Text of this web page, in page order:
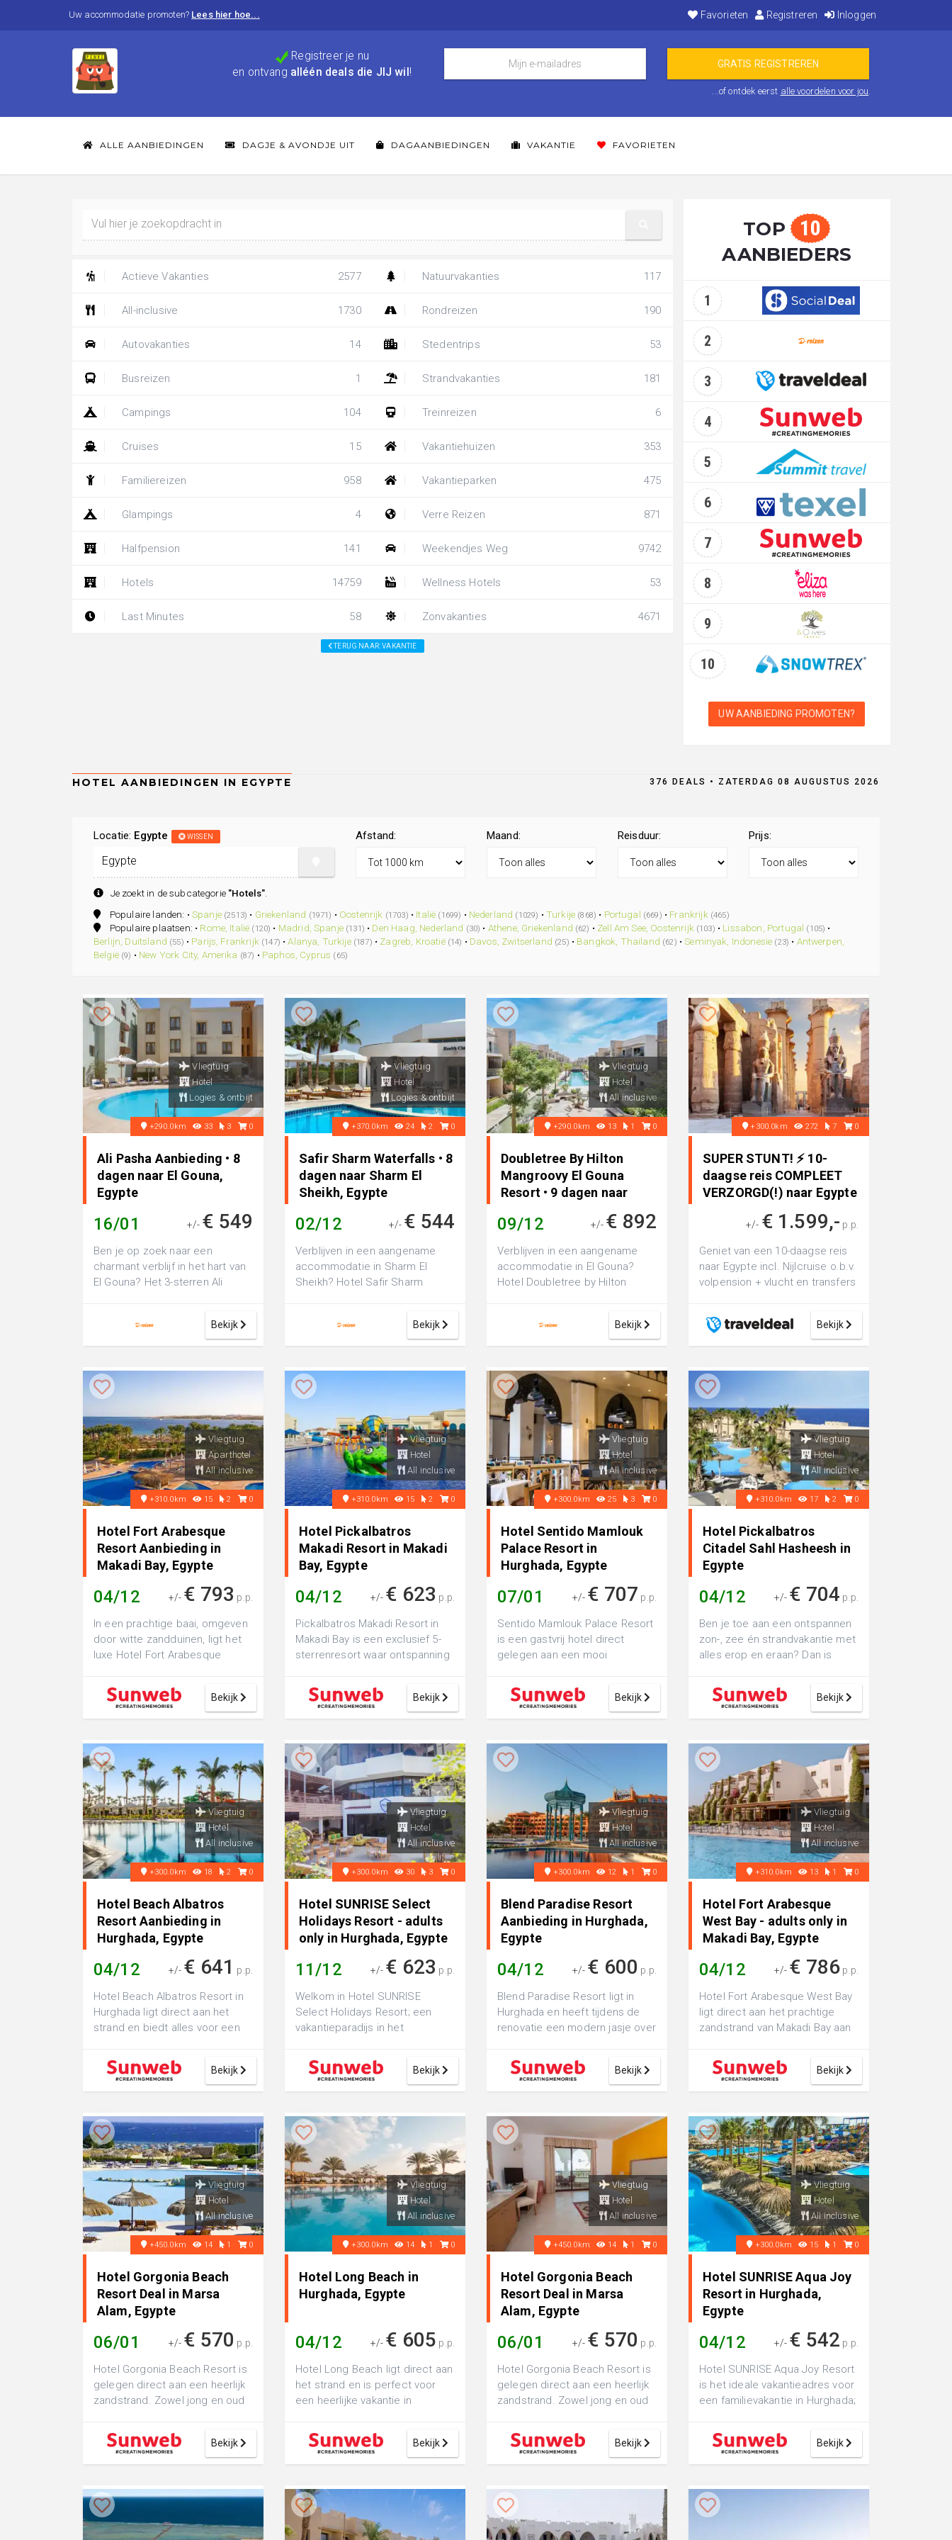
Uw accommodatie promoten? Lees hier hoe... Favorieten Registreren Inloggen
Registreer je nu
en ontvang alléén deals die JIJ wil !
...of ontdek eerst alle voordelen voor jou.
ALLE AANBIEDINGEN DAGJE & AVONDJE UIT DAGAANBIEDINGEN VAKANTIE FAVORIETEN
Actieve Vakanties 2577
All-inclusive 1730
Autovakanties 14
Busreizen 1
Campings 104
Cruises 15
Familiereizen 958
Glampings 4
Halfpension 141
Hotels 14759
Last Minutes 58
Natuurvakanties 117
Rondreizen 190
Stedentrips 53
Strandvakanties 181
Treinreizen 6
Vakantiehuizen 353
Vakantieparken 475
Verre Reizen 871
Weekendjes Weg 9742
Wellness Hotels 53
Zonvakanties 4671
TERUG NAAR: VAKANTIE
TOP 10
AANBIEDERS
1
2
3
4
5
6
7
8
9
10
UW AANBIEDING PROMOTEN?
376 DEALS • ZATERDAG 08 AUGUSTUS 2026
Locatie: Egypte WISSEN
Je zoekt in de subcategorie "Hotels".
Afstand: Maand: Reisduur: Prijs:
Populaire landen: •Spanje (2513) • Griekenland (1971) • Oostenrijk (1703) • Italië (1699) • Nederland (1029) • Turkije (868) • Portugal (669) • Frankrijk (465)
Populaire plaatsen: • Rome, Italië (120) • Madrid, Spanje (131) • Den Haag, Nederland (30) • Athene, Griekenland (62) • Zell Am See, Oostenrijk (103) • Lissabon, Portugal (105) •
Berlijn, Duitsland (55) • Parijs, Frankrijk (147) •Alanya, Turkije (187) • Zagreb, Kroatië (14) • Davos, Zwitserland (25) • Bangkok, Thailand (62) •Seminyak, Indonesie (23) • Antwerpen,
België (9) • New York City, Amerika (87) • Paphos, Cyprus (65)
Vliegtuig
Hotel
Logies & ontbijt
+290.0km 33 3 0
Ali Pasha Aanbieding • 8
dagen naar El Gouna,
Egypte
16/01 +/- € 549
Ben je op zoek naar een
charmant verblijf in het hart van
El Gouna? Het 3-sterren Ali
Bekijk
Vliegtuig
Hotel
Logies & ontbijt
+370.0km 24 2 0
Safir Sharm Waterfalls • 8
dagen naar Sharm El
Sheikh, Egypte
02/12 +/- € 544
Verblijven in een aangename
accommodatie in Sharm El
Sheikh? Hotel Safir Sharm
Bekijk
Vliegtuig
Hotel
All inclusive
+290.0km 13 1 0
Doubletree By Hilton
Mangroovy El Gouna
Resort • 9 dagen naar
09/12 +/- € 892
Verblijven in een aangename
accommodatie in El Gouna?
Hotel Doubletree by Hilton
Bekijk
+300.0km 272 7 0
SUPER STUNT! ⚡ 10-
daagse reis COMPLEET
VERZORGD(!) naar Egypte
+/- € 1.599,- p.p.
Geniet van een 10-daagse reis
naar Egypte incl. Nijlcruise o.b.v.
volpension + vlucht en transfers
Bekijk
Vliegtuig
Aparthotel
All inclusive
+310.0km 15 2 0
Hotel Fort Arabesque
Resort Aanbieding in
Makadi Bay, Egypte
04/12 +/- € 793 p.p.
In een prachtige baai, omgeven
door witte zandduinen, ligt het
luxe Hotel Fort Arabesque
uitg...
Bekijk
Vliegtuig
Hotel
All inclusive
+310.0km 15 2 0
Hotel Pickalbatros
Makadi Resort in Makadi
Bay, Egypte
04/12 +/- € 623 p.p.
Pickalbatros Makadi Resort in
Makadi Bay is een exclusief 5-
sterrenresort waar ontspanning
aan e...
Bekijk
Vliegtuig
Hotel
All inclusive
+300.0km 25 3 0
Hotel Sentido Mamlouk
Palace Resort in
Hurghada, Egypte
07/01 +/- € 707 p.p.
Sentido Mamlouk Palace Resort
is een gastvrij hotel direct
gelegen aan een mooi
opgezet, omg...
Bekijk
Vliegtuig
Hotel
All inclusive
+310.0km 17 2 0
Hotel Pickalbatros
Citadel Sahl Hasheesh in
Egypte
04/12 +/- € 704 p.p.
Ben je toe aan een ontspannen
zon-, zee én strandvakantie met
alles erop en eraan? Dan is
Bekijk
Vliegtuig
Hotel
All inclusive
+300.0km 18 2 0
Hotel Beach Albatros
Resort Aanbieding in
Hurghada, Egypte
04/12 +/- € 641 p.p.
Hotel Beach Albatros Resort in
Hurghada ligt direct aan het
strand en biedt alles voor een
E...
Bekijk
Vliegtuig
Hotel
All inclusive
+300.0km 30 3 0
Hotel SUNRISE Select
Holidays Resort - adults
only in Hurghada, Egypte
11/12 +/- € 623 p.p.
Welkom in Hotel SUNRISE
Select Holidays Resort; een
vakantieparadijs in het
charme van dit hotel er...
Bekijk
Vliegtuig
Hotel
All inclusive
+300.0km 12 1 0
Blend Paradise Resort
Aanbieding in Hurghada,
Egypte
04/12 +/- € 600 p.p.
Blend Paradise Resort ligt in
Hurghada en heeft tijdens de
renovatie een modern jasje over
hee...
Bekijk
Vliegtuig
Hotel
All inclusive
+310.0km 13 1 0
Hotel Fort Arabesque
West Bay - adults only in
Makadi Bay, Egypte
04/12 +/- € 786 p.p.
Hotel Fort Arabesque West Bay
ligt direct aan het prachtige
zandstrand van Makadi Bay aan
vo...
Bekijk
Vliegtuig
Hotel
All inclusive
+450.0km 14 1 0
Hotel Gorgonia Beach
Resort Deal in Marsa
Alam, Egypte
06/01 +/- € 570 p.p.
Hotel Gorgonia Beach Resort is
gelegen direct aan een heerlijk
zandstrand. Zowel jong en oud
Bekijk
Vliegtuig
Hotel
All inclusive
+300.0km 14 1 0
Hotel Long Beach in
Hurghada, Egypte
04/12 +/- € 605 p.p.
Hotel Long Beach ligt direct aan
het strand en is perfect voor
een heerlijke vakantie in
ligbe...
Bekijk
Vliegtuig
Hotel
All inclusive
+450.0km 14 1 0
Hotel Gorgonia Beach
Resort Deal in Marsa
Alam, Egypte
06/01 +/- € 570 p.p.
Hotel Gorgonia Beach Resort is
gelegen direct aan een heerlijk
zandstrand. Zowel jong en oud
Bekijk
Vliegtuig
Hotel
All inclusive
+300.0km 15 1 0
Hotel SUNRISE Aqua Joy
Resort in Hurghada,
Egypte
04/12 +/- € 542 p.p.
Hotel SUNRISE Aqua Joy Resort
is het ideale vakantieadres voor
een familievakantie in Hurghada;
Bekijk